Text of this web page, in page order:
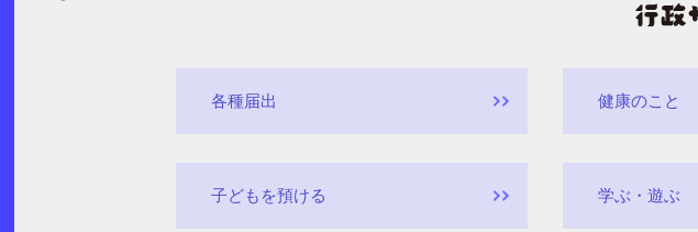
各種届出 健康のこと
子どもを預ける 学ぶ・遊ぶ